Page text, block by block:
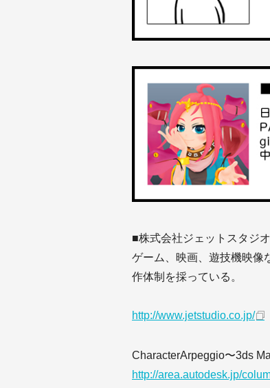
■株式会社ジェットスタジオ
ゲーム、映画、遊技機映像
作体制を採っている。
http://www.jetstudio.co.jp/
CharacterArpeggio〜3ds
http://area.autodesk.jp/